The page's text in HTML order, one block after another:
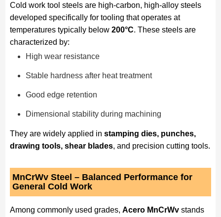
Cold work tool steels are high-carbon, high-alloy steels
developed specifically for tooling that operates at
temperatures typically below 200°C. These steels are
characterized by:
High wear resistance
Stable hardness after heat treatment
Good edge retention
Dimensional stability during machining
They are widely applied in stamping dies, punches,
drawing tools, shear blades, and precision cutting tools.
MnCrWv Steel – Balanced Performance for
General Cold Work
Among commonly used grades, Acero MnCrWvstands